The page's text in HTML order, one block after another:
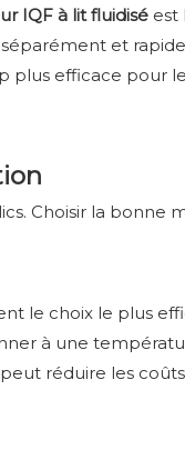
IQF à lit fluidisé est
et
efficace pour
Choisir la bonne
le choix le plus
à une
peut réduire les